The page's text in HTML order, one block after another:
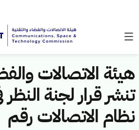
هيئة الاتصالات
تنشر قرار لجنة
نظام الاتصالات رقم